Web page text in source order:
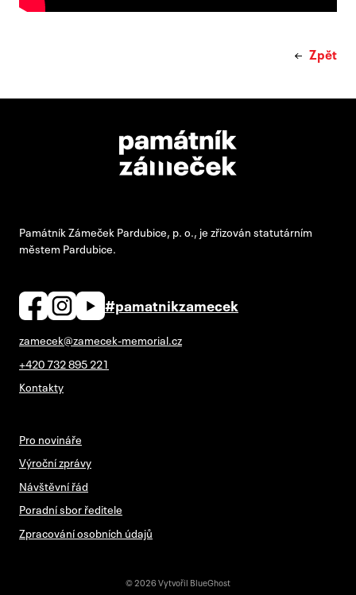
Zpět
Památník Zámeček Pardubice, p. o., je zřizován statutárním
městem Pardubice.
#pamatnikzamecek
zamecek@zamecek-memorial.cz
+420 732 895 221
Kontakty
Pro novináře
Výroční zprávy
Návštěvní řád
Poradní sbor ředitele
Zpracování osobních údajů
© 2026 Vytvořil BlueGhost